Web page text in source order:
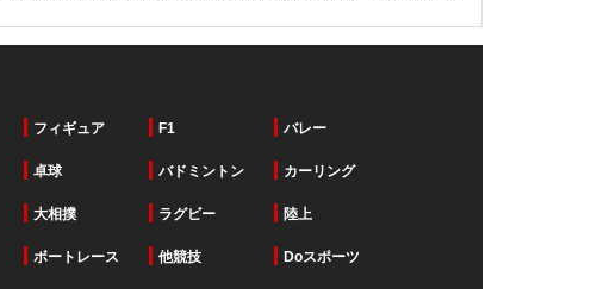
フィギュア F1 バレー
卓球 バドミントン カーリング
大相撲 ラグビー 陸上
ボートレース 他競技 Doスポーツ